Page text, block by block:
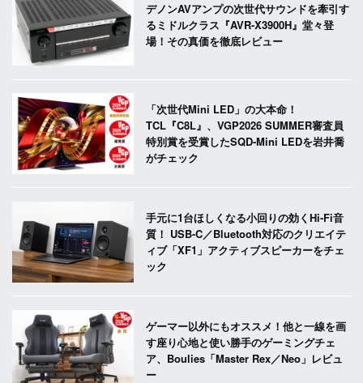
デノンAVアンプの次世代サウンドを牽引す
るミドルクラス『AVR-X3900H』堂々登
場！その真価を徹底レビュー
「次世代Mini LED」の大本命！
TCL『C8L』、VGP2026 SUMMER審査員
特別賞を受賞したSQD-Mini LEDを岩井喬
がチェック
手元に1台ほしくなる小回りの効くHi-Fi音
質！ USB-C／Bluetooth対応のクリエイテ
ィブ「XF1」アクティブスピーカーをチェ
ック
ゲーマー以外にもオススメ！他と一線を画
す座り心地と使い勝手のゲーミングチェ
ア、Boulies「Master Rex／Neo」レビュ
ー